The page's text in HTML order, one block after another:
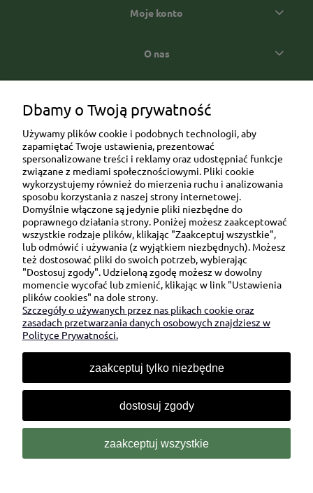
Moje konto
O nas
Ul. Brukowa 6/8 lok. 57/58
91-341 Łódź
NIP: 6751510615
SKONTAKTUJ SIĘ Z NAMI:
sklep@be-happygifts.com
+48 690 172 872
(pon-pt 9:00 - 15:30)
Dbamy o Twoją prywatność
Używamy plików cookie i podobnych technologii, aby
zapamiętać Twoje ustawienia, prezentować
spersonalizowane treści i reklamy oraz udostępniać funkcje
związane z mediami społecznościowymi. Pliki cookie
wykorzystujemy również do mierzenia ruchu i analizowania
sposobu korzystania z naszej strony internetowej.
Domyślnie włączone są jedynie pliki niezbędne do
poprawnego działania strony. Poniżej możesz zaakceptować
wszystkie rodzaje plików, klikając "Zaakceptuj wszystkie",
lub odmówić i używania (z wyjątkiem niezbędnych). Możesz
też dostosować pliki do swoich potrzeb, wybierając
"Dostosuj zgody". Udzieloną zgodę możesz w dowolny
momencie wycofać lub zmienić, klikając w link "Ustawienia
plików cookies" na dole strony.
Szczegóły o używanych przez nas plikach cookie oraz
zasadach przetwarzania danych osobowych znajdziesz w
Polityce Prywatności.
zaakceptuj tylko niezbędne
dostosuj zgody
zaakceptuj wszystkie